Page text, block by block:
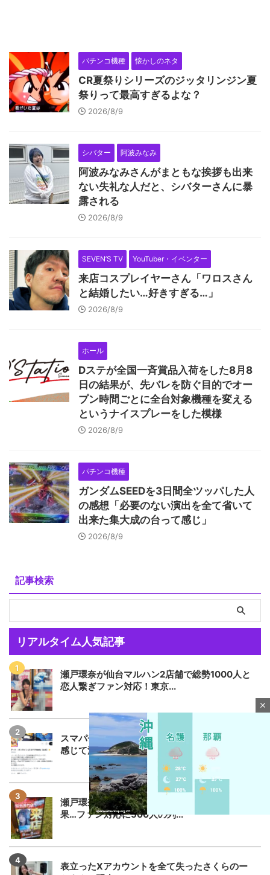
パチンコ機種 懐かしのネタ
CR夏祭りシリーズのジッタリンジン夏
祭りって最高すぎるよな？
2026/8/9
シバター 阿波みなみ
阿波みなみさんがまともな挨拶も出来
ない失礼な人だと、シバターさんに暴
露される
2026/8/9
SEVEN’S TV YouTuber・イベンター
来店コスプレイヤーさん「ワロスさん
と結婚したい…好きすぎる…」
2026/8/9
ホール
Dステが全国一斉賞品入荷をした8月8
日の結果が、先バレを防ぐ目的でオー
プン時間ごとに全台対象機種を変える
というナイスプレーをした模様
2026/8/9
パチンコ機種
ガンダムSEEDを3日間全ツッパした人
の感想「必要のない演出を全て省いて
出来た集大成の台って感じ」
2026/8/9
記事検索
リアルタイム人気記事
瀬戸環奈が仙台マルハン2店舗で総勢1000人と
恋人繋ぎファン対応！東京...
スマパチSAO公式アカウントさん何かに憤りを
感じて注意喚起
瀬戸環奈さんがマルハン仙台苦竹店に行った結
果…ファン対応に500人の列...
表立ったXアカウントを全て失ったさくらのー
close
M
t